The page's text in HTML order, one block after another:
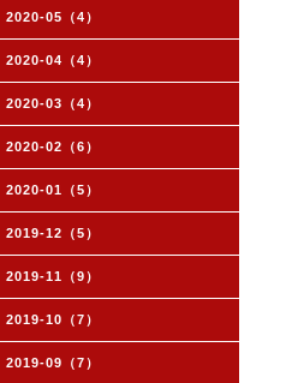
2020-05（4）
2020-04（4）
2020-03（4）
2020-02（6）
2020-01（5）
2019-12（5）
2019-11（9）
2019-10（7）
2019-09（7）